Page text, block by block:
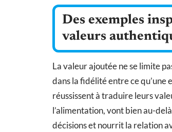
Des exemples
valeurs
La valeur ajoutée ne se limite
dans la fidélité entre ce qu’une
réussissent à traduire leurs
l’alimentation, vont bien au-
décisions et nourrit la relation